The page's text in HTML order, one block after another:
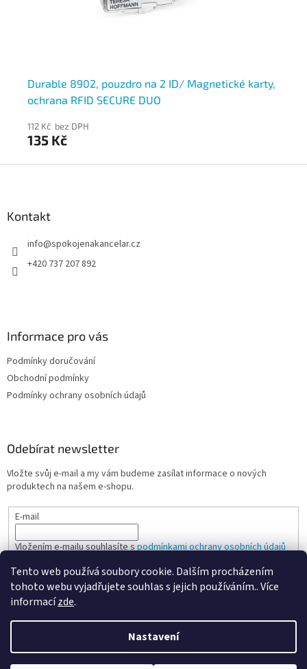
Tento web používá soubory cookie. Dalším procházením
tohoto webu vyjadřujete souhlas s jejich používáním.. Více
informacízde.
Nastavení
Durable 8902, pouzdro na 2 ID/ Magnetické karty,
ochrana RFID SECURE DUO
112 Kč bez DPH
135 Kč
Kontakt
info@spokojenakancelar.cz
+420 737 207 892
Informace pro vás
Podmínky doručování
Obchodní podmínky
Podmínky ochrany osobních údajů
Odebírat newsletter
Vložte svůj e-mail a my vám budeme zasílat informace o nových
produktech na našem e-shopu.
E-mail
Vložením e-mailu souhlasíte spodmínkami ochrany osobních údajů
PŘIHLÁSIT SE
Vytvořil Shoptet